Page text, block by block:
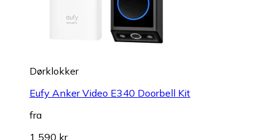
Dørklokker
Eufy Anker Video E340 Doorbell Kit
fra
1 590 kr